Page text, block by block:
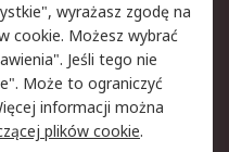
Polityka dotycząca
plików cookie
Użytkowanie witryny
Warunki Sprzedaży
wyrażasz zgodę na
cookie. Możesz wybrać
Jeśli tego nie
Może to ograniczyć
informacji można
plików cookie.